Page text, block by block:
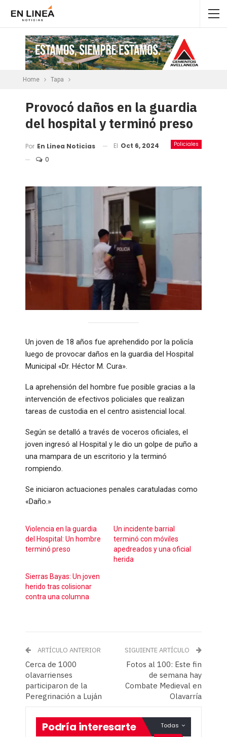
Home Tapa
Provocó daños en la guardia
del hospital y terminó preso
Policiales
Por En Linea Noticias El Oct 6, 2024
0
Un joven de 18 años fue aprehendido por la policía
luego de provocar daños en la guardia del Hospital
Municipal «Dr. Héctor M. Cura».
La aprehensión del hombre fue posible gracias a la
intervención de efectivos policiales que realizan
tareas de custodia en el centro asistencial local.
Según se detalló a través de voceros oficiales, el
joven ingresó al Hospital y le dio un golpe de puño a
una mampara de un escritorio y la terminó
rompiendo.
Se iniciaron actuaciones penales caratuladas como
«Daño.»
Violencia en la guardia
del Hospital: Un hombre
terminó preso
Un incidente barrial
terminó con móviles
apedreados y una oficial
herida
Sierras Bayas: Un joven
herido tras colisionar
contra una columna
ARTÍCULO ANTERIOR
Cerca de 1000
olavarrienses
participaron de la
Peregrinación a Luján
SIGUIENTE ARTÍCULO
Fotos al 100: Este fin
de semana hay
Combate Medieval en
Olavarría
Todas
Podría interesarte